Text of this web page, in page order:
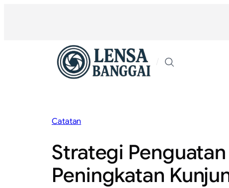
/
Catatan
Strategi
Peningkatan